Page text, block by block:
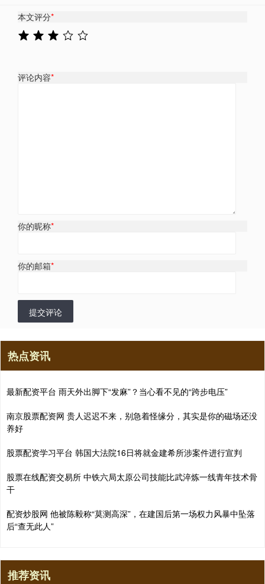
本文评分*
评论内容*
你的昵称*
你的邮箱*
提交评论
热点资讯
最新配资平台 雨天外出脚下“发麻”？当心看不见的“跨步电压”
南京股票配资网 贵人迟迟不来，别急着怪缘分，其实是你的磁场还没
养好
股票配资学习平台 韩国大法院16日将就金建希所涉案件进行宣判
股票在线配资交易所 中铁六局太原公司技能比武淬炼一线青年技术骨
干
配资炒股网 他被陈毅称“莫测高深”，在建国后第一场权力风暴中坠落
后“查无此人”
推荐资讯